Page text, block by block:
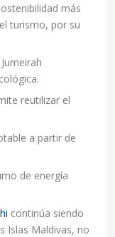
más
turismo, por su
reutilizar el
a partir de
de energía
continúa siendo
Islas Maldivas, no